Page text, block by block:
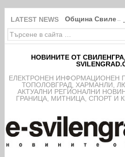
LATEST NEWS Община
НОВИНИТЕ ОТ
EЛЕКТРОНЕН ИНФОРМАЦИОНЕН
ТОПОЛОВГРАД, ХАРМАНЛИ,
АКТУАЛНИ РЕГИОНАЛНИ
ГРАНИЦА, МИТНИЦА, СПОРТ И